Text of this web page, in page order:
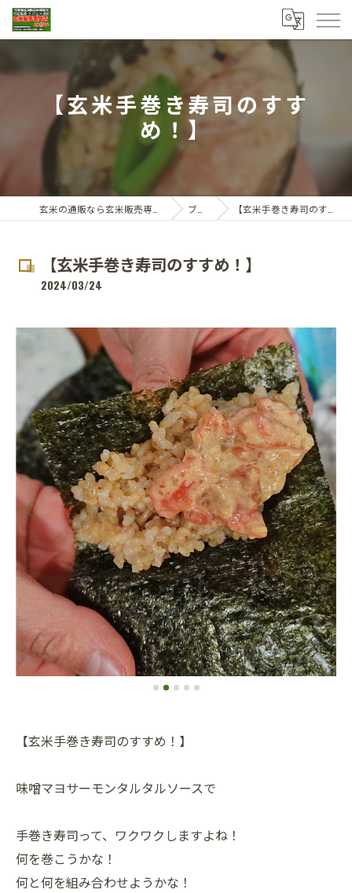
【玄米手巻き寿司のすす
め！】
ブログ 【玄米手巻き寿司のすすめ！】
【玄米手巻き寿司のすすめ！】
2024/03/24
【玄米手巻き寿司のすすめ！】
味噌マヨサーモンタルタルソースで
手巻き寿司って、ワクワクしますよね！
何を巻こうかな！
何と何を組み合わせようかな！